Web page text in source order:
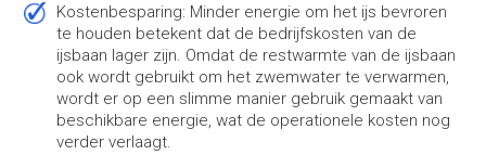
Kostenbesparing: Minder energie om het ijs bevroren
te houden betekent dat de bedrijfskosten van de
ijsbaan lager zijn. Omdat de restwarmte van de ijsbaan
ook wordt gebruikt om het zwemwater te verwarmen,
wordt er op een slimme manier gebruik gemaakt van
beschikbare energie, wat de operationele kosten nog
verder verlaagt.